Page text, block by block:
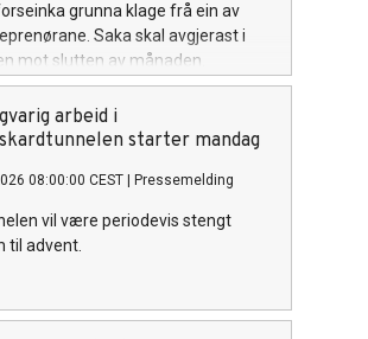
grunna klage frå ein av
Saka skal avgjerast i
mot slutten av månaden.
arbeid i
starter mandag
08:00:00 CEST Pressemelding
vil være periodevis stengt
til advent.